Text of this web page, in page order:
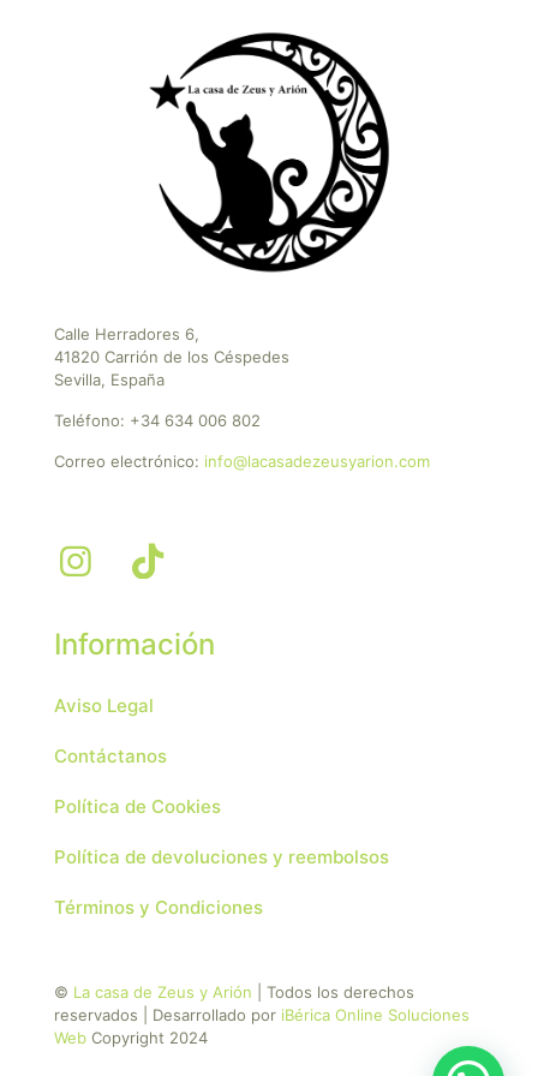
Calle Herradores 6,
41820 Carrión de los Céspedes
Sevilla, España
Teléfono: +34 634 006 802
Correo electrónico: info@lacasadezeusyarion.com
Información
Aviso Legal
Contáctanos
Política de Cookies
Política de devoluciones y reembolsos
Términos y Condiciones
© La casa de Zeus y Arión | Todos los derechos
reservados | Desarrollado por iBérica Online Soluciones
Web Copyright 2024